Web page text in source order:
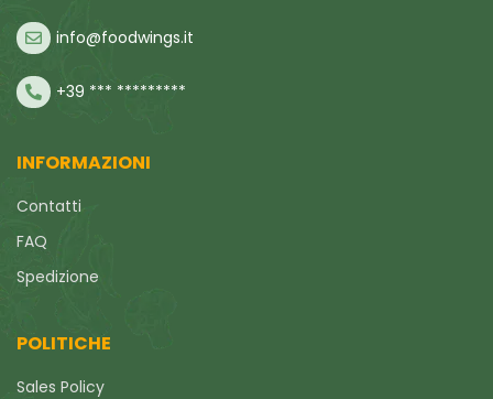
info@foodwings.it
+39 *** *********
INFORMAZIONI
Contatti
FAQ
Spedizione
POLITICHE
Sales Policy